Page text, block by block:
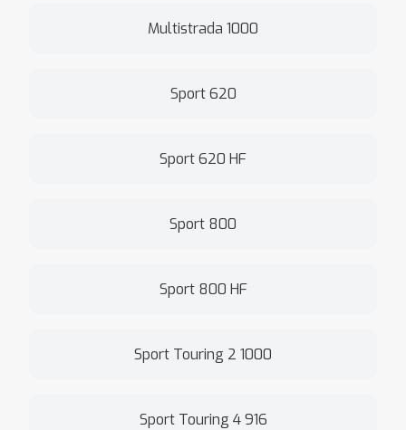
Multistrada 1000
Sport 620
Sport 620 HF
Sport 800
Sport 800 HF
Sport Touring 2 1000
Sport Touring 4 916